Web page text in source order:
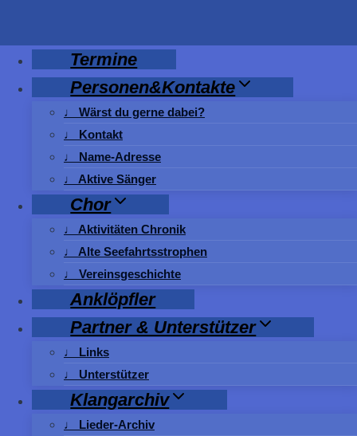
springen
Termine
Personen&Kontakte
♩ Wärst du gerne dabei?
♩ Kontakt
♩ Name-Adresse
♩ Aktive Sänger
Chor
♩ Aktivitäten Chronik
♩ Alte Seefahrtsstrophen
♩ Vereinsgeschichte
Anklöpfler
Partner & Unterstützer
♩ Links
♩ Unterstützer
Klangarchiv
♩ Lieder-Archiv